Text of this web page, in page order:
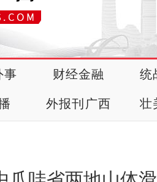
事 财经金融 统
外报刊广西 壮